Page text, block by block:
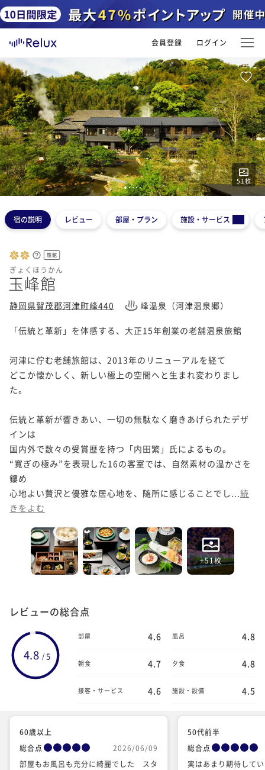
会員登録 ログイン
51枚
12345
宿の説明 レビュー 部屋・プラン 施設・サービス
旅館
ぎょくほうかん
玉峰館
静岡県賀茂郡河津町峰440 峰温泉（河津温泉郷）
「伝統と革新」を体感する、大正15年創業の老舗温泉旅館
河津に佇む老舗旅館は、2013年のリニューアルを経て
どこか懐かしく、新しい極上の空間へと生まれ変わりまし
た。
伝統と革新が響きあい、一切の無駄なく磨きあげられたデザ
インは
国内外で数々の受賞歴を持つ「内田繁」氏によるもの。
“寛ぎの極み”を表現した16の客室では、自然素材の温かさを
鏤め
心地よい贅沢と優雅な居心地を、随所に感じることでし... 続
きをよむ
+51枚
レビューの総合点
4.8 / 5
部屋 4.6 風呂 4.8
朝食 4.7 夕食 4.8
接客・サービス 4.6 施設・設備 4.5
60歳以上
総合点
2026/06/09
部屋もお風呂も充分に綺麗でした スタ
50代前半
総合点
実はあまり期待して